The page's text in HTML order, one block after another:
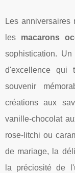
Les anniversaires
les macarons
sophistication.
d'excellence qui
souvenir
créations aux
vanille-chocolat
rose-litchi ou
de mariage, la
la préciosité de